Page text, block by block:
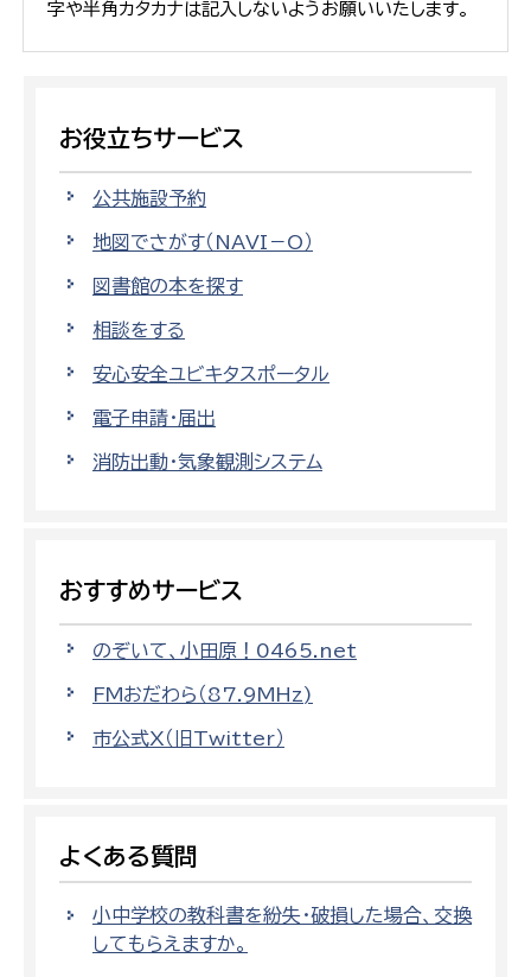
字や半角カタカナは記入しないようお願いいたします。
お役立ちサービス
公共施設予約
地図でさがす（NAVI－O）
図書館の本を探す
相談をする
安心安全ユビキタスポータル
電子申請・届出
消防出動・気象観測システム
おすすめサービス
のぞいて、小田原！0465.net
FMおだわら（87.9MHz)
市公式X（旧Twitter）
よくある質問
小中学校の教科書を紛失・破損した場合、交換
してもらえますか。